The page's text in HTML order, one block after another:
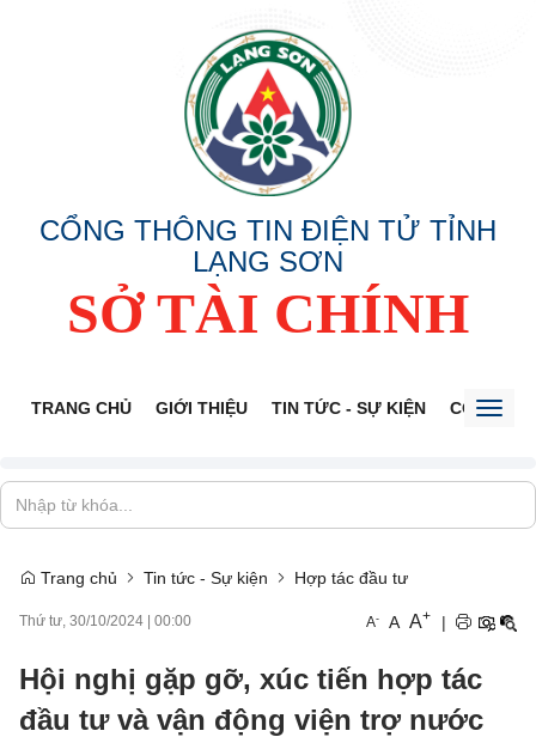
CỔNG THÔNG TIN ĐIỆN TỬ TỈNH
LẠNG SƠN
SỞ TÀI CHÍNH
TRANG CHỦ GIỚI THIỆU TIN TỨC - SỰ KIỆN CÔNG
Trang chủ Tin tức - Sự kiện Hợp tác đầu tư
Thứ tư, 30/10/2024 00:00 A- A A+ |
Hội nghị gặp gỡ, xúc tiến hợp tác
đầu tư và vận động viện trợ nước